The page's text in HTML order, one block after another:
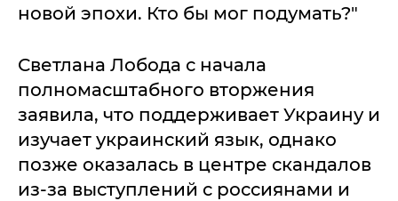
новой эпохи. Кто бы мог подумать?"
Светлана Лобода с начала
полномасштабного вторжения
заявила, что поддерживает Украину и
изучает украинский язык, однако
позже оказалась в центре скандалов
из-за выступлений с россиянами и